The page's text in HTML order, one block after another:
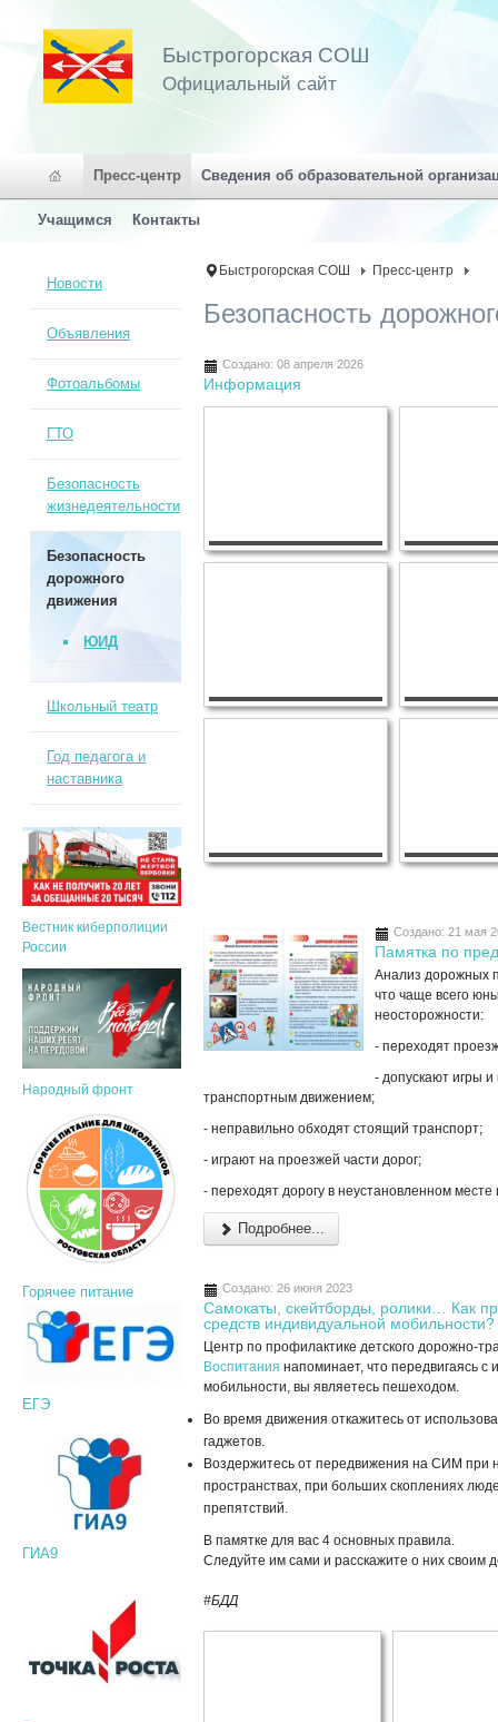
Быстрогорская СОШ
Официальный сайт
Пресс-центр Сведения об образовательной
Учащимся Контакты
Быстрогорская СОШ Пресс-центр
Безопасность
Создано: 08 апреля 2026
Информация
Создано: 21 мая
Памятка по
Анализ дорожных
что чаще всего
неосторожности:
- переходят
- допускают игры
транспортным движением;
- неправильно обходят стоящий транспорт;
- играют на проезжей части дорог;
- переходят дорогу в неустановленном
Подробнее...
Создано: 26 июня 2023
Самокаты, скейтборды, ролики… Как
средств индивидуальной мобильности?
Центр по профилактике детского дорожно-
Воспитания напоминает, что передвигаясь с
мобильности, вы являетесь пешеходом.
Во время движения откажитесь от
гаджетов.
Воздержитесь от передвижения на СИМ при
пространствах, при больших скоплениях
препятствий.
В памятке для вас 4 основных правила.
Следуйте им сами и расскажите о них своим
#БДД
Новости
Объявления
Фотоальбомы
ГТО
Безопасность
жизнедеятельности
Безопасность
дорожного
движения
ЮИД
Школьный театр
Год педагога и
наставника
Вестник киберполиции
России
Народный фронт
Горячее питание
ЕГЭ
ГИА9